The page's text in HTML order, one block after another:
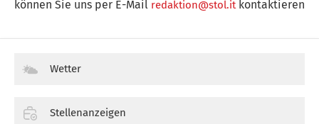
können Sie uns per E-Mail redaktion@stol.itkontaktieren
Wetter
Stellenanzeigen